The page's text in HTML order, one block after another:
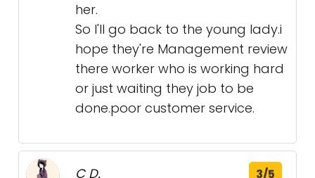
her.
So I'll go back to the young lady.i
hope they're Management review
there worker who is working hard
or just waiting they job to be
done.poor customer service.
C D. 3/5